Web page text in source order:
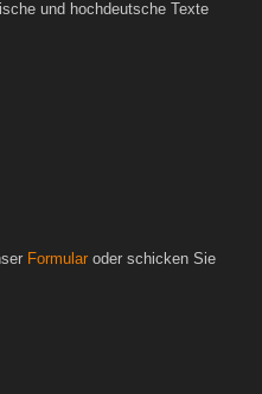
und hochdeutsche Texte
Formular oder schicken Sie